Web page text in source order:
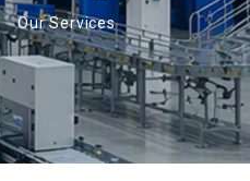
Our Services